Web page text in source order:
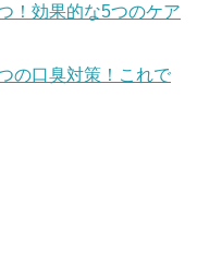
！効果的な5つのケア
の口臭対策！これで